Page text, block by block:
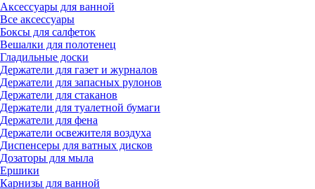
Аксессуары для ванной
Все аксессуары
Боксы для салфеток
Вешалки для полотенец
Гладильные доски
Держатели для газет и журналов
Держатели для запасных рулонов
Держатели для стаканов
Держатели для туалетной бумаги
Держатели для фена
Держатели освежителя воздуха
Диспенсеры для ватных дисков
Дозаторы для мыла
Ершики
Карнизы для ванной